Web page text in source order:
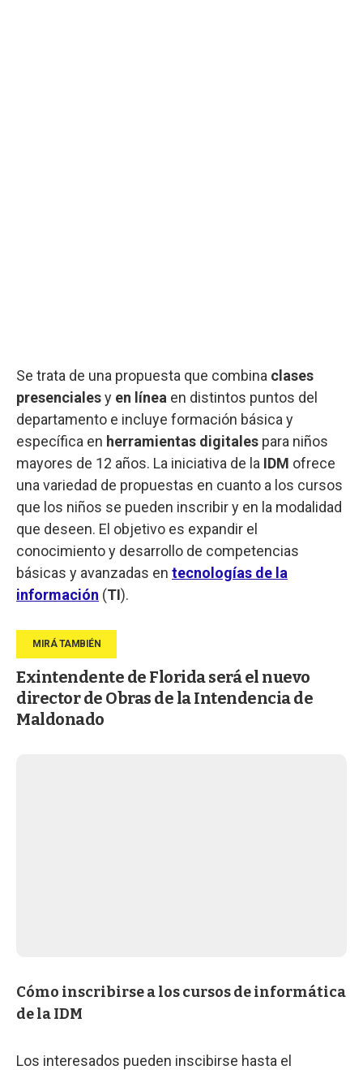
Se trata de una propuesta que combina clases
presencialesy en línea en distintos puntos del
departamento e incluye formación básica y
específica en herramientas digitales para niños
mayores de 12 años. La iniciativa de la IDM ofrece
una variedad de propuestas en cuanto a los cursos
que los niños se pueden inscribir y en la modalidad
que deseen. El objetivo es expandir el
conocimiento y desarrollo de competencias
básicas y avanzadas en tecnologías de la
información (TI).
Exintendente de Florida será el nuevo
director de Obras de la Intendencia de
Maldonado
Cómo inscribirse a los cursos de informática
de la IDM
Los interesados pueden inscibirse hasta el